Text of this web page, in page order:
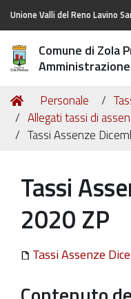
Unione Valli del Reno Lavino
Comune di Zola
Tu
sei
qui:
Home
Personale
Allegati tassi di
Tassi Assenze
Tassi
2020 ZP
Tassi Assenze